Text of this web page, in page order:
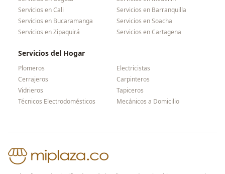
Servicios enCali Servicios en Barranquilla
Servicios en Bucaramanga Servicios enSoacha
Servicios enZipaquirá Servicios enCartagena
Servicios del Hogar
Plomeros
Electricistas
Cerrajeros
Carpinteros
Vidrieros
Tapiceros
Técnicos Electrodomésticos
Mecánicos a Domicilio